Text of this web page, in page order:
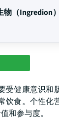
（Ingredion
受健康意识和
饮食。个性化
和参与度。